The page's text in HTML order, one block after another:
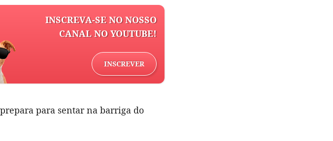
INSCREVA-SE NO NOSSO
CANAL NO YOUTUBE!
INSCREVER
para sentar na barriga do